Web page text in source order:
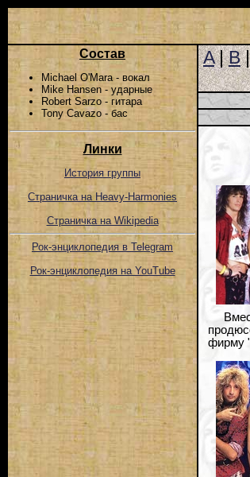
Состав
Michael O'Mara - вокал
Mike Hansen - ударные
Robert Sarzo - гитара
Tony Cavazo - бас
Линки
История группы
Страничка на Heavy-Harmonies
Страничка на Wikipedia
Рок-энциклопедия в Telegram
Рок-энциклопедия на YouTube
A|B
фирму